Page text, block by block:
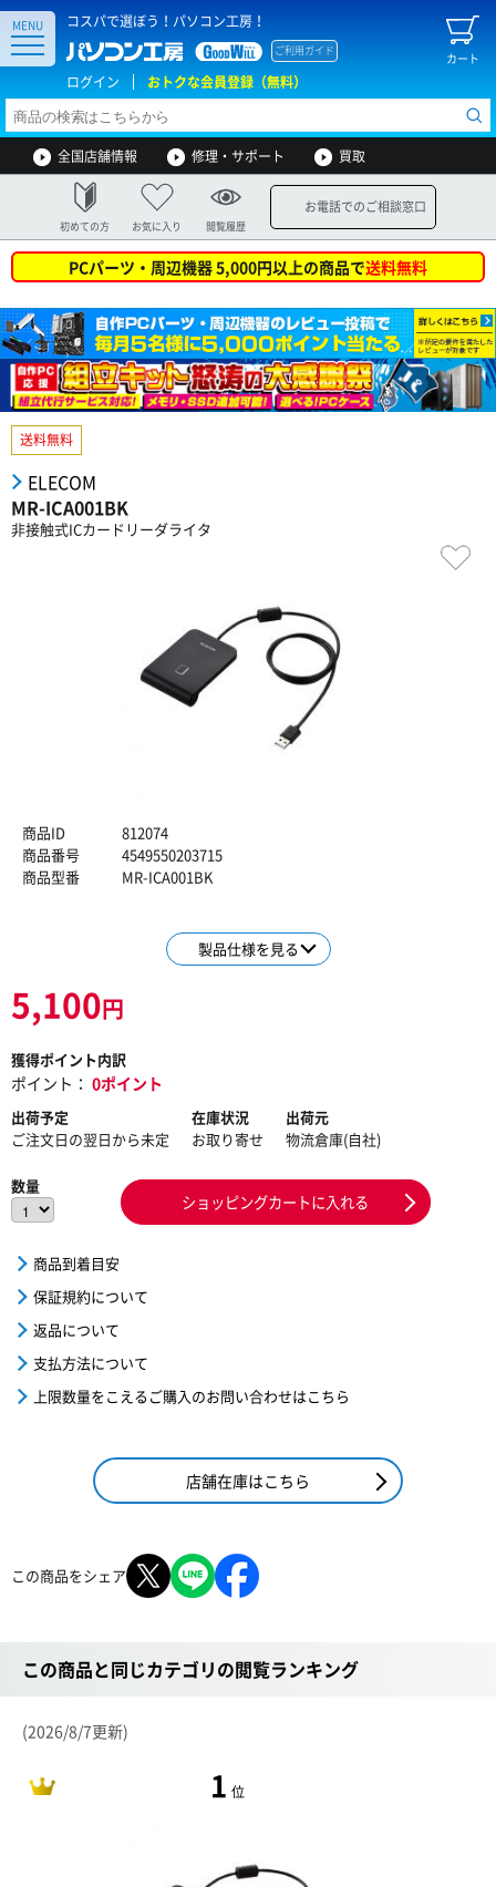
コスパで選ぼう！パソコン工房！
カート
ご利用ガイド
ログイン おトクな会員登録（無料）
MENU
全国店舗情報 修理・サポート 買取
初めての方 お気に入り 閲覧履歴
お電話でのご相談窓口
PCパーツ・周辺機器 5,000円以上の商品で送料無料
送料無料
ELECOM
MR-ICA001BK
非接触式ICカードリーダライタ
商品ID
812074
商品番号
4549550203715
商品型番
MR-ICA001BK
製品仕様を見る
5,100円
獲得ポイント内訳
ポイント： 0ポイント
出荷予定
ご注文日の翌日から未定
在庫状況
お取り寄せ
出荷元
物流倉庫(自社)
数量
ショッピングカートに入れる
商品到着目安
保証規約について
返品について
支払方法について
上限数量をこえるご購入のお問い合わせはこちら
店舗在庫はこちら
この商品をシェア
この商品と同じカテゴリの閲覧ランキング
(2026/8/7更新)
1 位